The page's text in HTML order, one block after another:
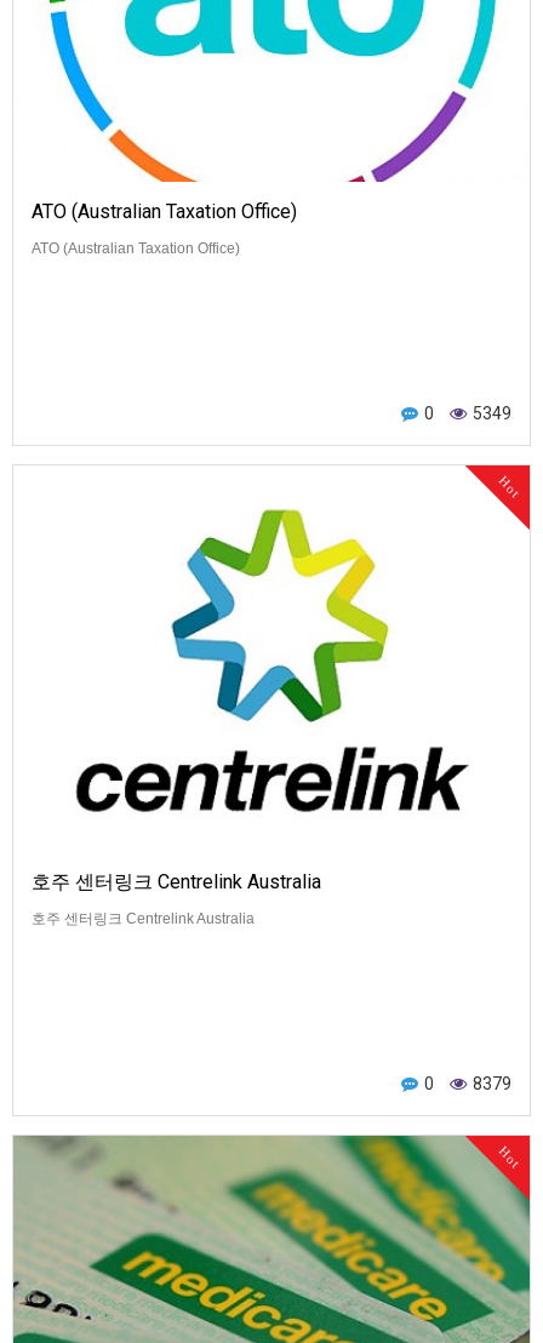
ATO (Australian Taxation Office)
ATO (Australian Taxation Office)
0 5349
Hot
호주 센터링크 Centrelink Australia
호주 센터링크 Centrelink Australia
0 8379
Hot